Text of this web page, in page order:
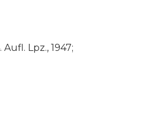
Lpz., 1947;